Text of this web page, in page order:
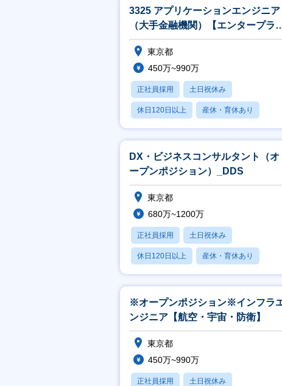
3325 アプリケーションエンジニア
（大手金融機関）【エンタープラ
ズ／金融】
東京都
450万~990万
正社員採用 土日祝休み
休日120日以上 産休・育休あり
月残業20時間以内
DX・ビジネスコンサルタント（オ
ープンポジション）_DDS
東京都
680万~1200万
正社員採用 土日祝休み
休日120日以上 産休・育休あり
月残業20時間以内
※オープンポジション※インフラ
ンジニア【航空・宇宙・防衛】
東京都
450万~990万
正社員採用 土日祝休み